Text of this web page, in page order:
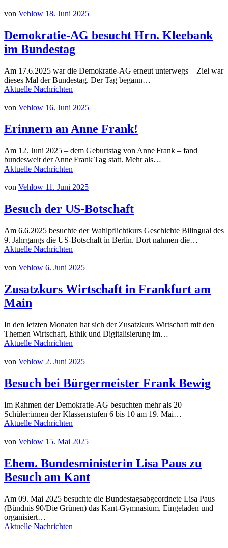
von Vehlow 18. Juni 2025
Demokratie-AG besucht Hrn. Kleebank
im Bundestag
Am 17.6.2025 war die Demokratie-AG erneut unterwegs – Ziel war
dieses Mal der Bundestag. Der Tag begann…
Aktuelle Nachrichten
von Vehlow 16. Juni 2025
Erinnern an Anne Frank!
Am 12. Juni 2025 – dem Geburtstag von Anne Frank – fand
bundesweit der Anne Frank Tag statt. Mehr als…
Aktuelle Nachrichten
von Vehlow 11. Juni 2025
Besuch der US-Botschaft
Am 6.6.2025 besuchte der Wahlpflichtkurs Geschichte Bilingual des
9. Jahrgangs die US-Botschaft in Berlin. Dort nahmen die…
Aktuelle Nachrichten
von Vehlow 6. Juni 2025
Zusatzkurs Wirtschaft in Frankfurt am
Main
In den letzten Monaten hat sich der Zusatzkurs Wirtschaft mit den
Themen Wirtschaft, Ethik und Digitalisierung im…
Aktuelle Nachrichten
von Vehlow 2. Juni 2025
Besuch bei Bürgermeister Frank Bewig
Im Rahmen der Demokratie-AG besuchten mehr als 20
Schüler:innen der Klassenstufen 6 bis 10 am 19. Mai…
Aktuelle Nachrichten
von Vehlow 15. Mai 2025
Ehem. Bundesministerin Lisa Paus zu
Besuch am Kant
Am 09. Mai 2025 besuchte die Bundestagsabgeordnete Lisa Paus
(Bündnis 90/Die Grünen) das Kant-Gymnasium. Eingeladen und
organisiert…
Aktuelle Nachrichten